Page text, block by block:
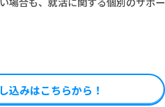
込みはこちらから！